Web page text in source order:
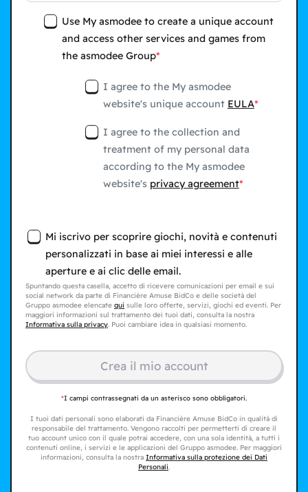
Use My asmodee to create a unique account
and access other services and games from
the asmodee Group
I agree to the My asmodee
website's unique account EULA
I agree to the collection and
treatment of my personal data
according to the My asmodee
website's privacy agreement
Mi iscrivo per scoprire giochi, novità e contenuti
personalizzati in base ai miei interessi e alle
aperture e ai clic delle email.
Spuntando questa casella, accetto di ricevere comunicazioni per email e sui
social network da parte di Financière Amuse BidCo e delle società del
Gruppo asmodee elencate qui sulle loro offerte, servizi, giochi ed eventi. Per
maggiori informazioni sul trattamento dei tuoi dati, consulta la nostra
Informativa sulla privacy. Puoi cambiare idea in qualsiasi momento.
Crea il mio account
*I campi contrassegnati da un asterisco sono obbligatori.
I tuoi dati personali sono elaborati da Financière Amuse BidCo in qualità di
responsabile del trattamento. Vengono raccolti per permetterti di creare il
tuo account unico con il quale potrai accedere, con una sola identità, a tutti i
contenuti online, i servizi e le applicazioni del Gruppo asmodee. Per maggiori
informazioni, consulta la nostra Informativa sulla protezione dei Dati
Personali.